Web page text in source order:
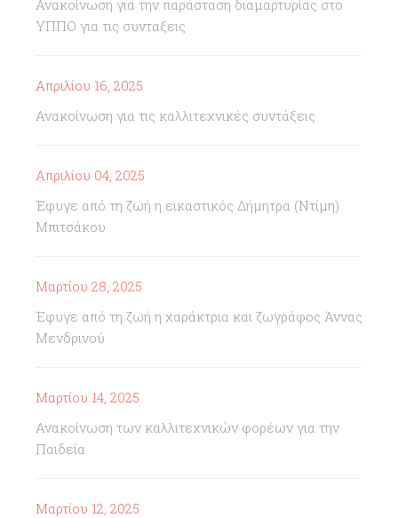
Ανακοίνωση για την παράσταση διαμαρτυρίας στο
ΥΠΠΟ για τις συνταξεις
Απριλίου 16, 2025
Ανακοίνωση για τις καλλιτεχνικές συντάξεις
Απριλίου 04, 2025
Έφυγε από τη ζωή η εικαστικός Δήμητρα (Ντίμη)
Μπιτσάκου
Μαρτίου 28, 2025
Έφυγε από τη ζωή η χαράκτρια και ζωγράφος Άννας
Μενδρινού
Μαρτίου 14, 2025
Ανακοίνωση των καλλιτεχνικών φορέων για την
Παιδεία
Μαρτίου 12, 2025